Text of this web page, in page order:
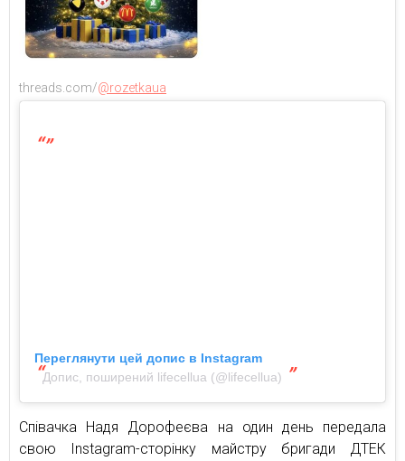
threads.com/@rozetkaua
Переглянути цей допис в Instagram
Допис, поширений lifecellua (@lifecellua)
Співачка Надя Дорофеєва на один день передала
свою Instagram-сторінку майстру бригади ДТЕК